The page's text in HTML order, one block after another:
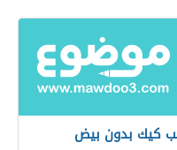
كيك بدون بيض